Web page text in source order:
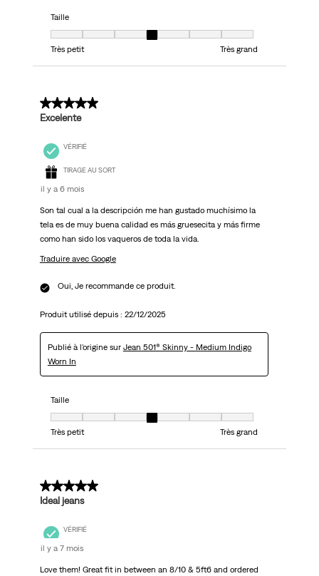
Taille
Taille, 4 sur 7, où 1 est égal à Très petit et 7 est égal à Très grand
Très petit
Très grand
5 sur 5 étoiles.
Excelente
VÉRIFIÉ
TIRAGE AU SORT
il y a 6 mois
Son tal cual a la descripción me han gustado muchísimo la
tela es de muy buena calidad es más gruesecita y más firme
como han sido los vaqueros de toda la vida.
Traduire avec Google
Oui, Je recommande ce produit.
Produit utilisé depuis : 22/12/2025
Publié à l'origine sur Jean 501® Skinny - Medium Indigo
Worn In
Taille
Taille, 4 sur 7, où 1 est égal à Très petit et 7 est égal à Très grand
Très petit
Très grand
5 sur 5 étoiles.
Ideal jeans
VÉRIFIÉ
il y a 7 mois
Love them! Great fit in between an 8/10 & 5ft6 and ordered